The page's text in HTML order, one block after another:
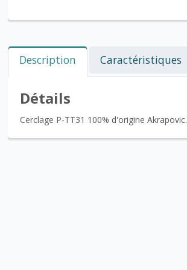
Description Caractéristiques
Détails
Cerclage P-TT31 100% d'origine Akrapovic.